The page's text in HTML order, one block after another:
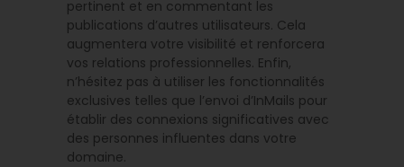
pertinent et en commentant les
publications d’autres utilisateurs. Cela
augmentera votre visibilité et renforcera
vos relations professionnelles. Enfin,
n’hésitez pas à utiliser les fonctionnalités
exclusives telles que l’envoi d’InMails pour
établir des connexions significatives avec
des personnes influentes dans votre
domaine.